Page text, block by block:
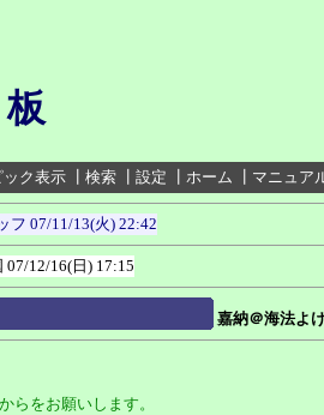
ック表示 検索 設定 ホーム マニュア
フ 07/11/13(火) 22:42
07/12/16(日) 17:15
嘉納＠海法よ
らをお願いします。